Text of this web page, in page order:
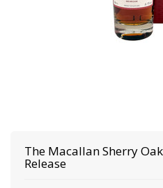
The MacallanSherry
Release